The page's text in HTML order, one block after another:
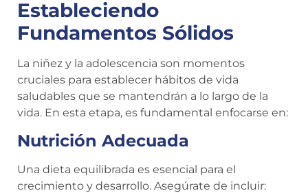
Estableciendo
Fundamentos Sólidos
La niñez y la adolescencia son momentos
cruciales para establecer hábitos de vida
saludables que se mantendrán a lo largo de la
vida. En esta etapa, es fundamental enfocarse en:
Nutrición Adecuada
Una dieta equilibrada es esencial para el
crecimiento y desarrollo. Asegúrate de incluir: